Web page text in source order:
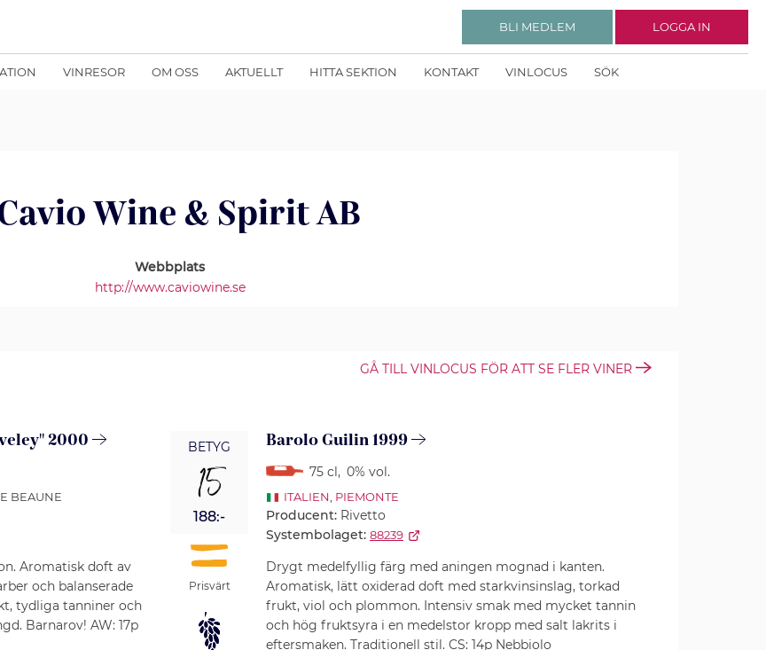
VINRESOR OM OSS AKTUELLT HITTA SEKTION KONTAKT VINLOCUS SÖK
BLI MEDLEM LOGGA IN
Wine & Spirit AB
Webbplats
http://www.caviowine.se
GÅ TILL VINLOCUS FÖR ATT SE FLER VINER
2000
BEAUNE
Aromatisk doft av
och balanserade
tydliga tanniner och
Barnarov! AW: 17p
BETYG
15
188:-
Prisvärt
Barolo Guilin 1999
75 cl, 0% vol.
ITALIEN PIEMONTE
Producent: Rivetto
Systembolaget: 88239
Drygt medelfyllig färg med aningen mognad i kanten.
Aromatisk, lätt oxiderad doft med starkvinsinslag, torkad
frukt, viol och plommon. Intensiv smak med mycket tannin
och hög fruktsyra i en medelstor kropp med salt lakrits i
eftersmaken. Traditionell stil. CS: 14p Nebbiolo